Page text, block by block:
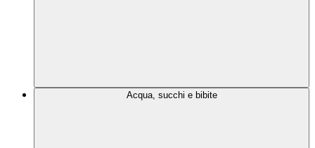
Acqua, succhi e bibite